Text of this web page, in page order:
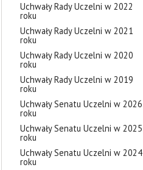
Uchwały Rady Uczelni w 2022
roku
Uchwały Rady Uczelni w 2021
roku
Uchwały Rady Uczelni w 2020
roku
Uchwały Rady Uczelni w 2019
roku
Uchwały Senatu Uczelni w 2026
roku
Uchwały Senatu Uczelni w 2025
roku
Uchwały Senatu Uczelni w 2024
roku